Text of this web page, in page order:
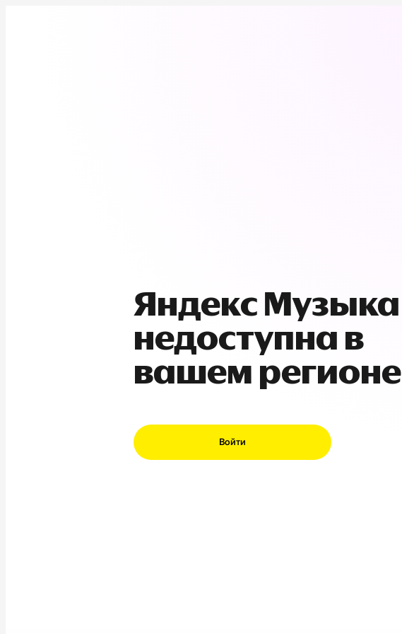
Яндекс Музыка
недоступна в
вашем регионе
Войти